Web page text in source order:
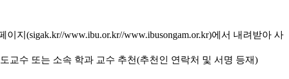
지(sigak.kr//www.ibu.or.kr//www.ibusongam.or.kr)에서 내려받아 사
교수 또는 소속 학과 교수 추천(추천인 연락처 및 서명 등재)